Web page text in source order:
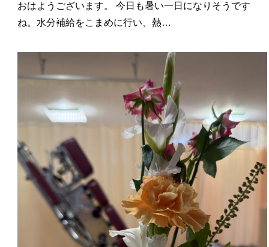
おはようございます。 今日も暑い一日になりそうです
ね。水分補給をこまめに行い、熱…